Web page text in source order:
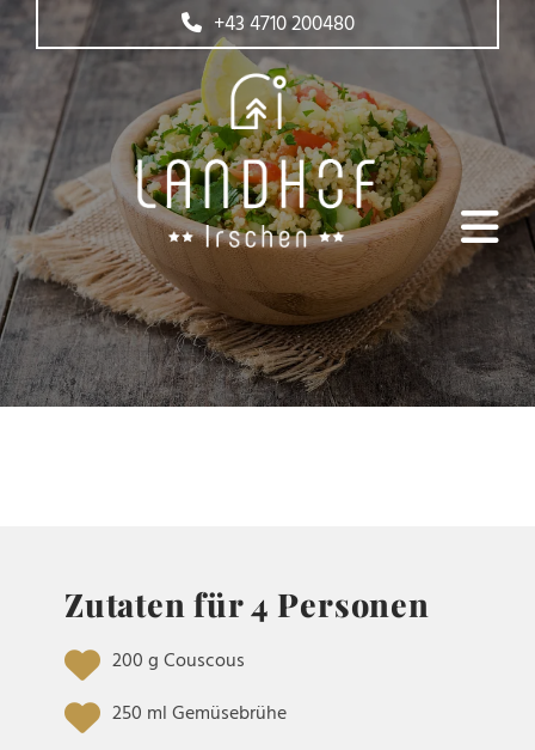
+43 4710 200480
Zutaten für 4 Personen
200 g Couscous
250 ml Gemüsebrühe